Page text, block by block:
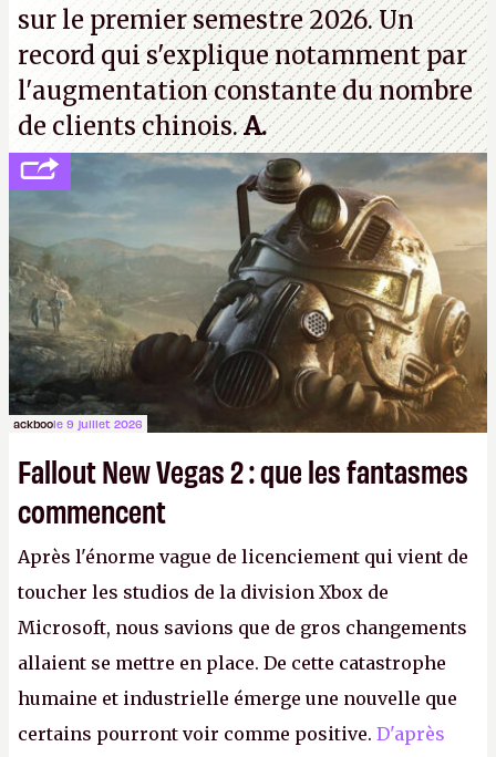
sur le premier semestre 2026. Un
record qui s'explique notamment par
l'augmentation constante du nombre
de clients chinois.A.
ackboole 9 juillet 2026
Fallout New Vegas 2 : que les fantasmes
commencent
Après l'énorme vague de licenciement qui vient de
toucher les studios de la division Xbox de
Microsoft, nous savions que de gros changements
allaient se mettre en place. De cette catastrophe
humaine et industrielle émerge une nouvelle que
certains pourront voir comme positive. D'après